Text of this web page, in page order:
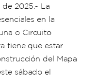
2025.- La
en la
o Circuito
tiene que estar
del Mapa
sábado el